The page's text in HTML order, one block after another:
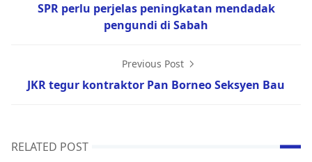
SPR perlu perjelas peningkatan mendadak
pengundi di Sabah
Previous Post
JKR tegur kontraktor Pan Borneo Seksyen Bau
RELATED POST